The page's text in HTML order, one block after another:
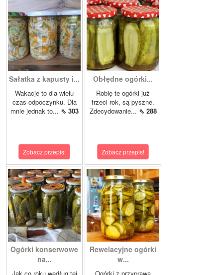
Sałatka z kapusty i...
Wakacje to dla wielu
czas odpoczynku. Dla
mnie jednak to... ⇖ 303
Zobacz przepis!
Obłędne ogórki...
Robię te ogórki już
trzeci rok, są pyszne.
Zdecydowanie... ⇖ 288
Zobacz przepis!
Ogórki konserwowe
na...
Rewelacyjne ogórki
w...